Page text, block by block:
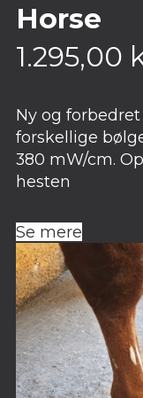
Horse
1.295,00
Ny og
forskellige
380 mW/cm.
hesten
Se mere